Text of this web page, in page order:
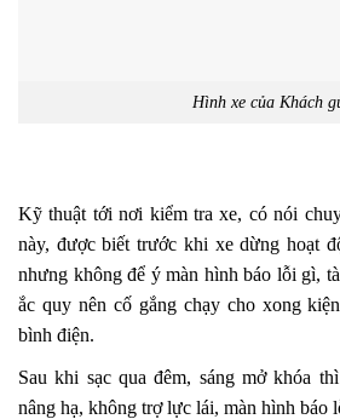
Hình xe của Khách
Kỹ thuật tới nơi kiểm tra xe, có nói
này, được biết trước khi xe dừng hoạt
nhưng không để ý màn hình báo lỗi gì,
ắc quy nên cố gắng chạy cho xong
bình điện.
Sau khi sạc qua đêm, sáng mở khóa
nâng hạ, không trợ lực lái, màn hình báo